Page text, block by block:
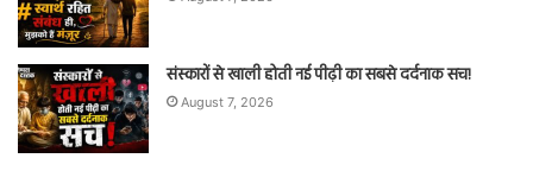
संस्कारों से खाली होती नई पीढ़ी का सबसे दर्दनाक सच!
August 7, 2026